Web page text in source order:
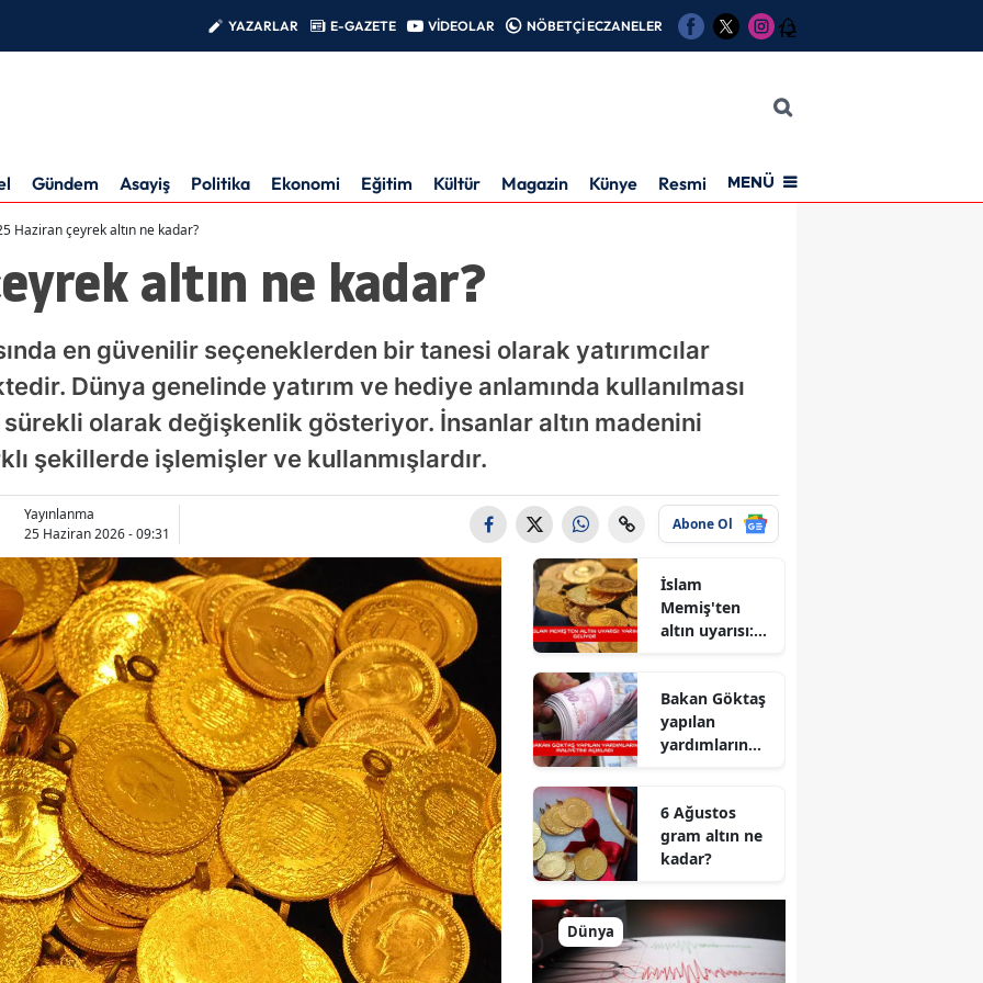
YAZARLAR E-GAZETE VİDEOLAR NÖBETÇİ ECZANELER 12
Gündem Asayiş Politika Ekonomi Eğitim Kültür Magazin Künye Resmi İlanMENÜ
Haziran çeyrek altın ne kadar?
altın ne kadar?
en güvenilir seçeneklerden bir tanesi olarak yatırımcılar
Dünya genelinde yatırım ve hediye anlamında kullanılması
sürekli olarak değişkenlik gösteriyor. İnsanlar altın madenini
şekillerde işlemişler ve kullanmışlardır.
Yayınlanma
25 Haziran 2026 - 09:31
Abone Ol
İslam
Memiş'ten
altın uyarısı:
Bakan Göktaş
yapılan
yardımların
6 Ağustos
gram altın ne
kadar?
Dünya